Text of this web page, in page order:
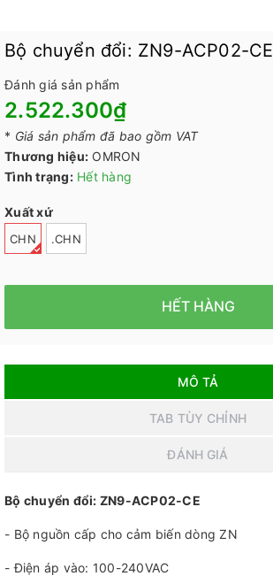
Bộ chuyển đổi: ZN9-ACP02-CE
Đánh giá sản phẩm
2.522.300₫
* Giá sản phẩm đã bao gồm VAT
Thương hiệu: OMRON
Tình trạng: Hết hàng
Xuất xứ
CHN .CHN
HẾT HÀNG
MÔ TẢ
TAB TÙY CHỈNH
ĐÁNH GIÁ
Bộ chuyển đổi: ZN9-ACP02-CE
- Bộ nguồn cấp cho cảm biến dòng ZN
- Điện áp vào: 100-240VAC